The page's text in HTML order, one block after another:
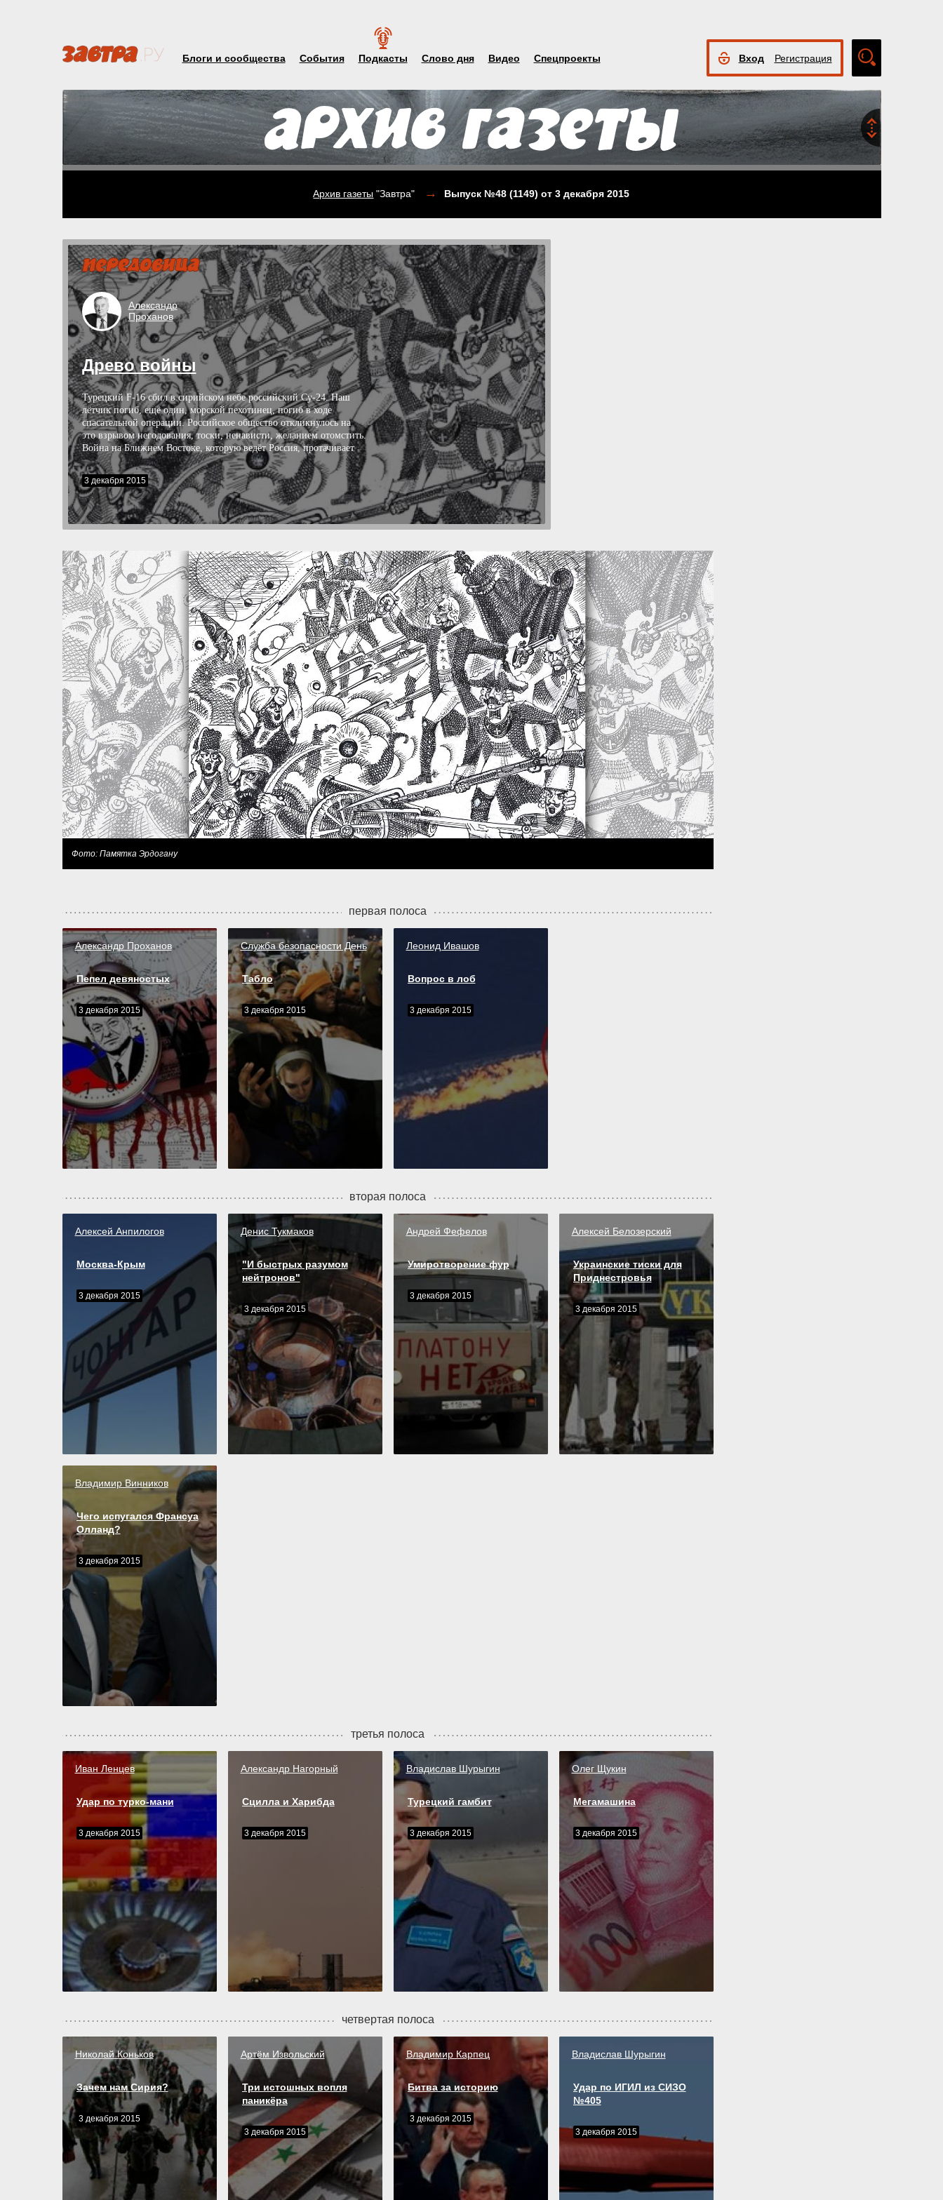
Блоги и сообщества События Подкасты Слово дня Видео Спецпроекты Вход Регистрация
поиск
Архив газеты "Завтра" → Выпуск №48 (1149)от 3 декабря 2015
Александр
Проханов
Древо войны
Турецкий F-16 сбил в сирийском небе российский Су-24. Наш
лётчик погиб, ещё один, морской пехотинец, погиб в ходе
спасательной операции. Российское общество откликнулось на
это взрывом негодования, тоски, ненависти, желанием отомстить.
Война на Ближнем Востоке, которую ведёт Россия, протачивает
своё извилистое капризное русло. Мы начинали эту кампанию
авиационными ударами, направленными на поддержание
президента Башара Асада, ударами, громящими подразделения
ИГИЛ, наступающие на Дамаск. Но вот российский авиалайнер
погиб над Синаем — террористический акт швырнул самолёт к
земле. И сотни погибших наших людей изменили сам характер
усилились удары, в ход введены тяжелые стратегические
бомбардировщики дальнего действия. Война превратилась в
нарастающий, грозный поток нашей ненависти, воли, нашего
желания отомстить.
3 декабря 2015
Фото: Памятка Эрдогану
первая полоса
Александр Проханов
Пепел девяностых
3 декабря 2015
Служба безопасности День
Табло
3 декабря 2015
Леонид Ивашов
Вопрос в лоб
3 декабря 2015
вторая полоса
Алексей Анпилогов
Москва-Крым
3 декабря 2015
Денис Тукмаков
"И быстрых разумом
нейтронов"
3 декабря 2015
Андрей Фефелов
Умиротворение фур
3 декабря 2015
Алексей Белозерский
Украинские тиски для
Приднестровья
3 декабря 2015
Владимир Винников
Чего испугался Франсуа
Олланд?
3 декабря 2015
третья полоса
Иван Ленцев
Удар по турко-мани
3 декабря 2015
Александр Нагорный
Сцилла и Харибда
3 декабря 2015
Владислав Шурыгин
Турецкий гамбит
3 декабря 2015
Олег Щукин
Мегамашина
3 декабря 2015
четвертая полоса
Николай Коньков
Зачем нам Сирия?
3 декабря 2015
Артём Извольский
Три истошных вопля
паникёра
3 декабря 2015
Владимир Карпец
Битва за историю
3 декабря 2015
Владислав Шурыгин
Удар по ИГИЛ из СИЗО
№405
3 декабря 2015